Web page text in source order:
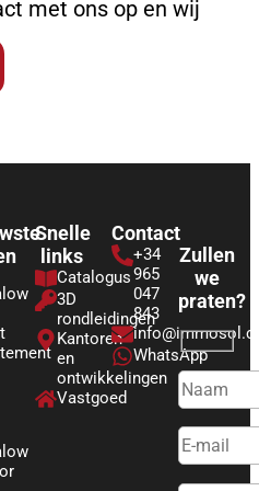
met ons op en wij
Snelle
links
Catalogus
3D
rondleidingen
Kantoren
en
ontwikkelingen
Vastgoed
Contact
+34
965
047
843
WhatsApp
Zullen
we
praten?